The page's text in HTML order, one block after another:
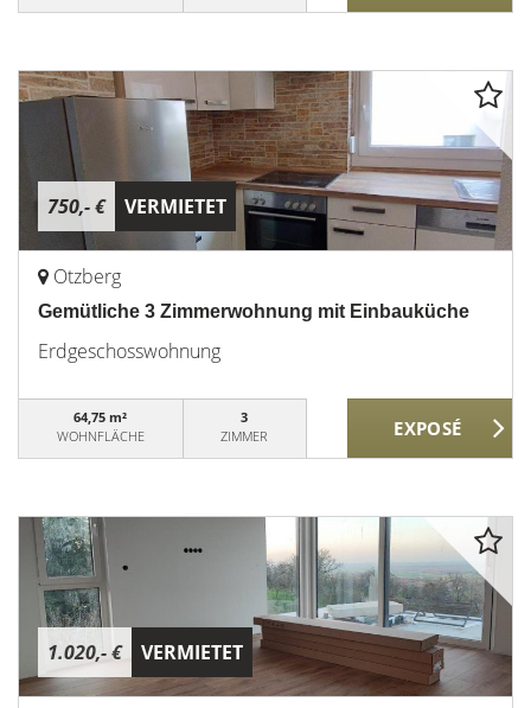
750,- € VERMIETET
Otzberg
Gemütliche 3 Zimmerwohnung mit Einbauküche
Erdgeschosswohnung
64,75 m²
WOHNFLÄCHE
3
ZIMMER
1.020,- € VERMIETET